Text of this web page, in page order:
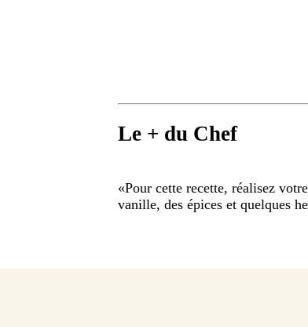
Le + du Chef
«Pour cette recette, réalisez
vanille, des épices et quelques